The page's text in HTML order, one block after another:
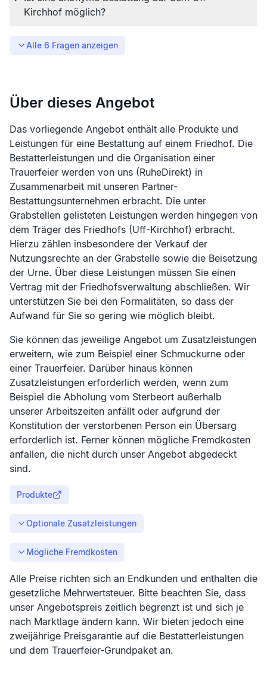
Kirchhof möglich?
Alle 6 Fragen anzeigen
Über dieses Angebot
Das vorliegende Angebot enthält alle Produkte und
Leistungen für eine Bestattung auf einem Friedhof. Die
Bestatterleistungen und die Organisation einer
Trauerfeier werden von uns (RuheDirekt) in
Zusammenarbeit mit unseren Partner-
Bestattungsunternehmen erbracht. Die unter
Grabstellen gelisteten Leistungen werden hingegen von
dem Träger des Friedhofs (Uff-Kirchhof) erbracht.
Hierzu zählen insbesondere der Verkauf der
Nutzungsrechte an der Grabstelle sowie die Beisetzung
der Urne. Über diese Leistungen müssen Sie einen
Vertrag mit der Friedhofsverwaltung abschließen. Wir
unterstützen Sie bei den Formalitäten, so dass der
Aufwand für Sie so gering wie möglich bleibt.
Sie können das jeweilige Angebot um Zusatzleistungen
erweitern, wie zum Beispiel einer Schmuckurne oder
einer Trauerfeier. Darüber hinaus können
Zusatzleistungen erforderlich werden, wenn zum
Beispiel die Abholung vom Sterbeort außerhalb
unserer Arbeitszeiten anfällt oder aufgrund der
Konstitution der verstorbenen Person ein Übersarg
erforderlich ist. Ferner können mögliche Fremdkosten
anfallen, die nicht durch unser Angebot abgedeckt
sind.
Produkte
Optionale Zusatzleistungen
Mögliche Fremdkosten
Alle Preise richten sich an Endkunden und enthalten die
gesetzliche Mehrwertsteuer. Bitte beachten Sie, dass
unser Angebotspreis zeitlich begrenzt ist und sich je
nach Marktlage ändern kann. Wir bieten jedoch eine
zweijährige Preisgarantie auf die Bestatterleistungen
und dem Trauerfeier-Grundpaket an.